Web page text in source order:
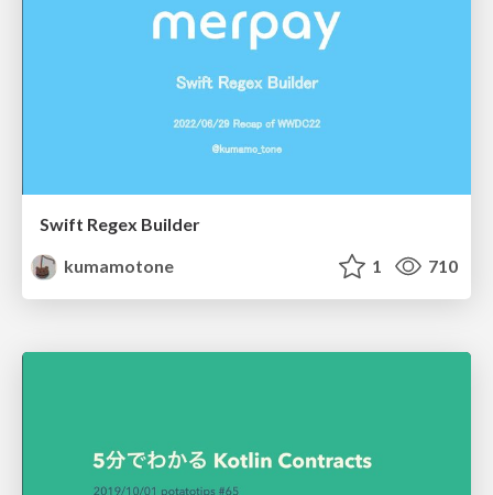
Swift Regex Builder
kumamotone
1 710